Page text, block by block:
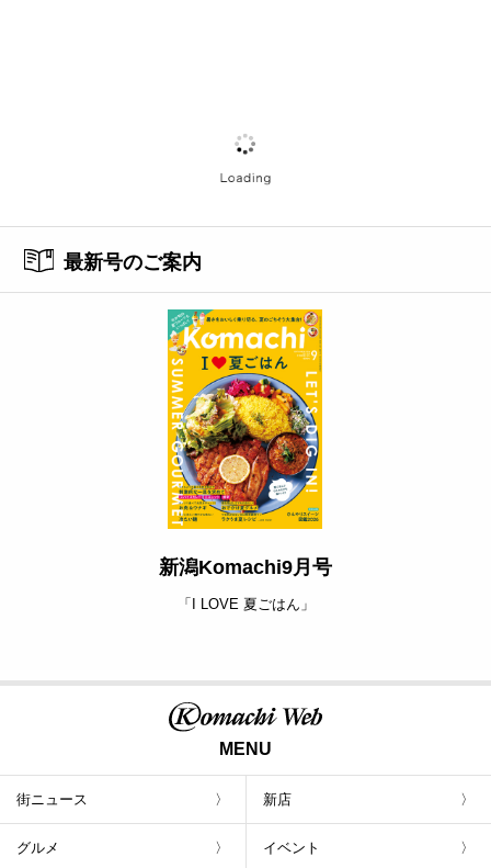
最新号のご案内
新潟Komachi9月号
「I LOVE 夏ごはん」
MENU
街ニュース 新店
グルメ イベント